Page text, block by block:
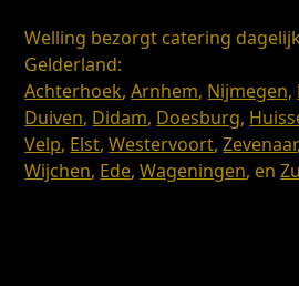
Welling bezorgt catering
Gelderland:
Achterhoek,Arnhem, Nijmegen,
Duiven, Didam, Doesburg,
Velp, Elst,Westervoort,Zevenaar
Wijchen, Ede,Wageningen, en